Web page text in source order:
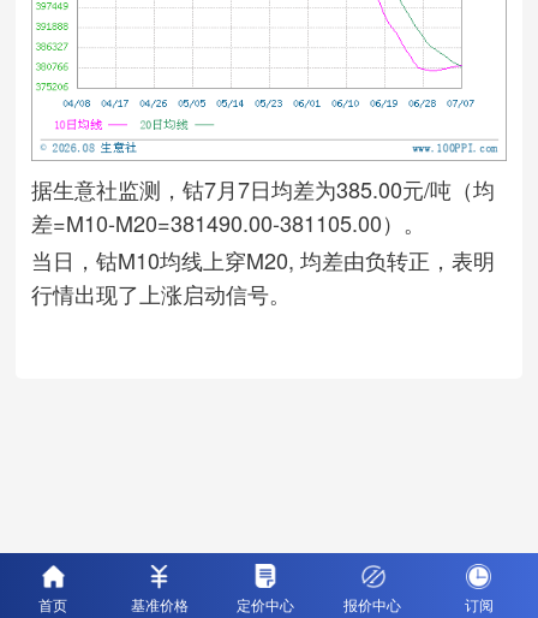
据生意社监测，钴7月7日均差为385.00元/吨（均
差=M10-M20=381490.00-381105.00）。
当日，钴M10均线上穿M20, 均差由负转正，表明
行情出现了上涨启动信号。
首页 基准价格 定价中心 报价中心 订阅